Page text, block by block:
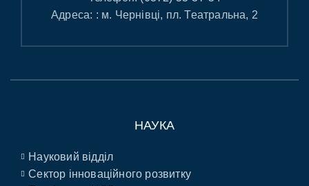
Адреса: : м. Чернівці, пл. Театральна, 2
НАУКА
Науковий відділ
Сектор інноваційного розвитку